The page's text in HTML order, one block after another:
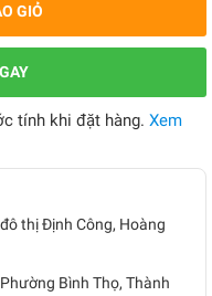
GIỎ
tính khi đặt hàng. Xem
thị Định Công, Hoàng
Bình Thọ, Thành